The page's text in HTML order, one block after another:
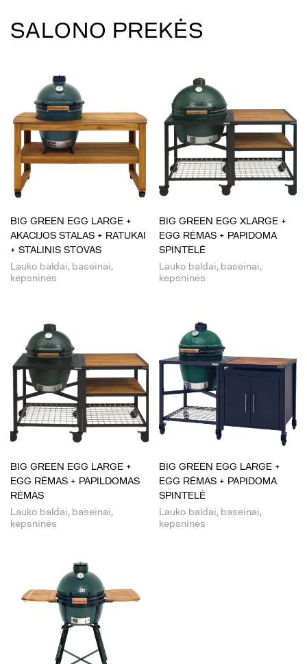
SALONO PREKĖS
BIG GREEN EGG LARGE +
AKACIJOS STALAS + RATUKAI
+ STALINIS STOVAS
Lauko baldai, baseinai,
kepsninės
BIG GREEN EGG XLARGE +
EGG RĖMAS + PAPIDOMA
SPINTELĖ
Lauko baldai, baseinai,
kepsninės
BIG GREEN EGG LARGE +
EGG RĖMAS + PAPILDOMAS
RĖMAS
Lauko baldai, baseinai,
kepsninės
BIG GREEN EGG LARGE +
EGG RĖMAS + PAPIDOMA
SPINTELĖ
Lauko baldai, baseinai,
kepsninės